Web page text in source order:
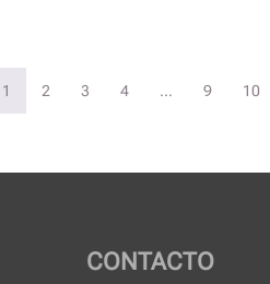
1 2 3 4 … 9 10
CONTACTO